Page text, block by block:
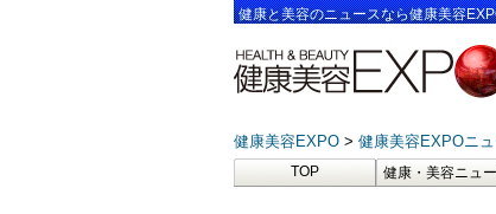
健康と美容のニュースなら健康美容
健康美容EXPO 健康美容EXPOニ
TOP 健康・美容ニュ